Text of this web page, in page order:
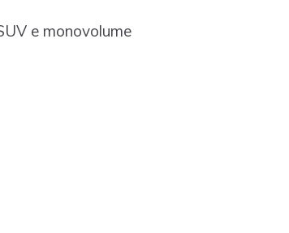
e monovolume